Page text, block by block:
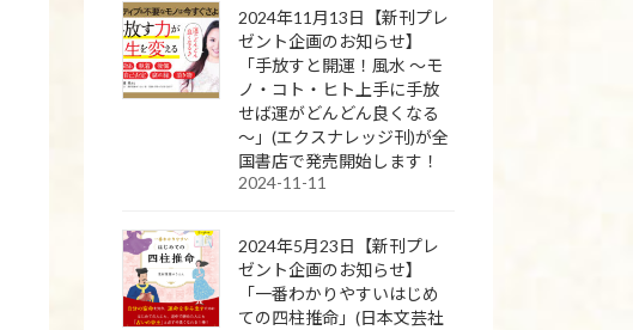
2024年11月13日【新刊プレ
ゼント企画のお知らせ】
「手放すと開運！風水 ～モ
ノ・コト・ヒト上手に手放
せば運がどんどん良くなる
～」(エクスナレッジ刊)が全
国書店で発売開始します！
2024-11-11
2024年5月23日【新刊プレ
ゼント企画のお知らせ】
「一番わかりやすいはじめ
ての四柱推命」(日本文芸社